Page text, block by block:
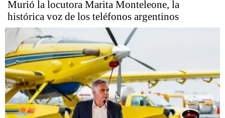
Murió la locutora Marita Monteleone, la
histórica voz de los teléfonos argentinos